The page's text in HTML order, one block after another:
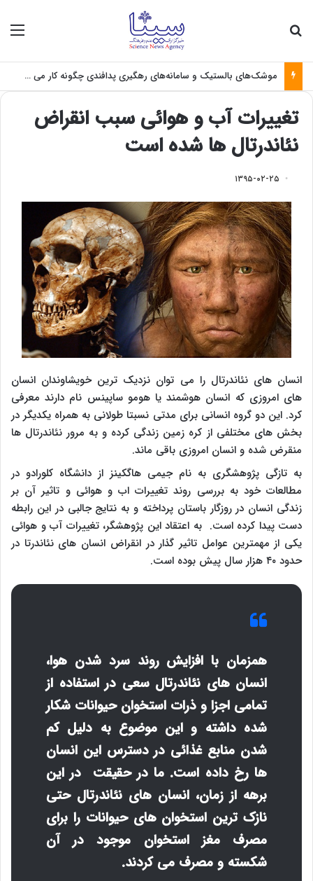
موشک‌های بالستیک و سامانه‌های رهگیری پدافندی چگونه کار می کنند؟
تغییرات آب و هوائی سبب انقراض
نئاندرتال ها شده است
۱۳۹۵-۰۲-۲۵
انسان های نئاندرتال را می توان نزدیک ترین خویشاوندان انسان
های امروزی که انسان هوشمند یا هومو ساپینس نام دارند معرفی
کرد. این دو گروه انسانی برای مدتی نسبتا طولانی به همراه یکدیگر در
بخش های مختلفی از کره زمین زندگی کرده و به مرور نئاندرتال ها
منقرض شده و انسان امروزی باقی ماند.
به تازگی پژوهشگری به نام جیمی هاگکینز از دانشگاه کلورادو در
مطالعات خود به بررسی روند تغییرات اب و هوائی و تاثیر آن بر
زندگی انسان در روزگار باستان پرداخته و به نتایج جالبی در این رابطه
دست پیدا کرده است. به اعتقاد این پژوهشگر، تغییرات آب و هوائی
یکی از مهمترین عوامل تاثیر گذار در انقراض انسان های نئاندرتا در
حدود ۴۰ هزار سال پیش بوده است.
همزمان با افزایش روند سرد شدن هوا،
انسان های نئاندرتال سعی در استفاده از
تمامی اجزا و ذرات استخوان حیوانات شکار
شده داشته و این موضوع به دلیل کم
شدن منابع غذائی در دسترس این انسان
ها رخ داده است. ما در حقیقت در این
برهه از زمان، انسان های نئاندرتال حتی
نازک ترین استخوان های حیوانات را برای
مصرف مغز استخوان موجود در آن
شکسته و مصرف می کردند.